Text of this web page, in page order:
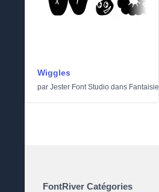
Wiggles
par Jester Font Studio dans Fantaisie
FontRiver Catégories